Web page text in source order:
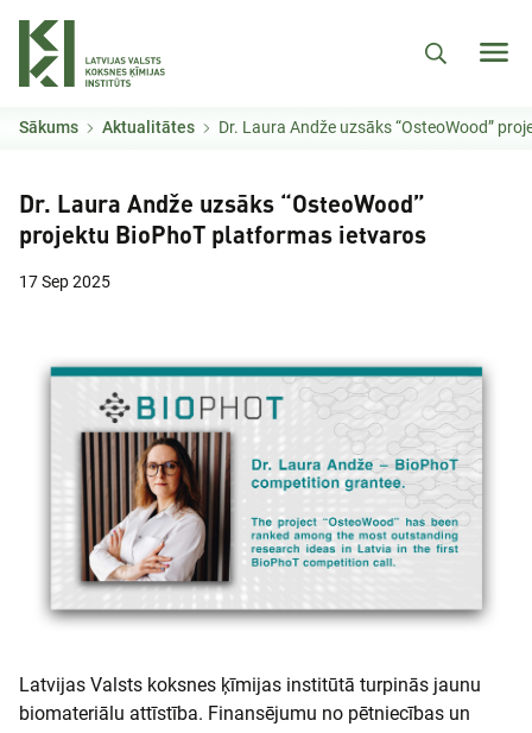
Sākums Aktualitātes Dr. Laura Andže uzsāks “OsteoWood” projektu
Dr. Laura Andže uzsāks “OsteoWood”
projektu BioPhoT platformas ietvaros
17 Sep 2025
Latvijas Valsts koksnes ķīmijas institūtā turpinās jaunu
biomateriālu attīstība. Finansējumu no pētniecības un